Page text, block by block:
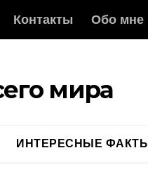
Контакты Обо мне
мира
ИНТЕРЕСНЫЕ ФАКТЫ